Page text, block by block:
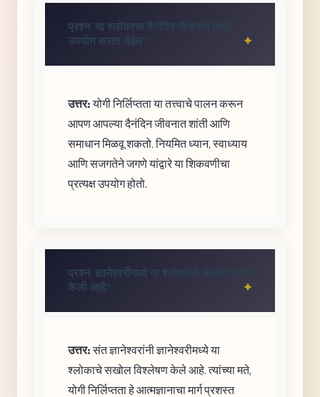
प्रश्न: या श्लोकाचा दैनंदिन जीवनात कसा
उपयोग करता येईल?
उत्तर:योगी निर्लिप्तता या तत्त्वाचे पालन करून
आपण आपल्या दैनंदिन जीवनात शांती आणि
समाधान मिळवू शकतो. नियमित ध्यान, स्वाध्याय
आणि सजगतेने जगणे यांद्वारे या शिकवणीचा
प्रत्यक्ष उपयोग होतो.
प्रश्न: ज्ञानेश्वरीमध्ये या श्लोकाची व्याख्या कशी
केली आहे?
उत्तर:संत ज्ञानेश्वरांनी ज्ञानेश्वरीमध्ये या
श्लोकाचे सखोल विश्लेषण केले आहे. त्यांच्या मते,
योगी निर्लिप्तता हे आत्मज्ञानाचा मार्ग प्रशस्त